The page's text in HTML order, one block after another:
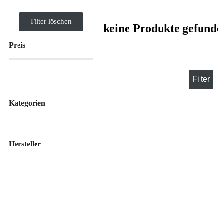
Filter löschen
Preis
Filter
Kategorien
Hersteller
keine Produkte